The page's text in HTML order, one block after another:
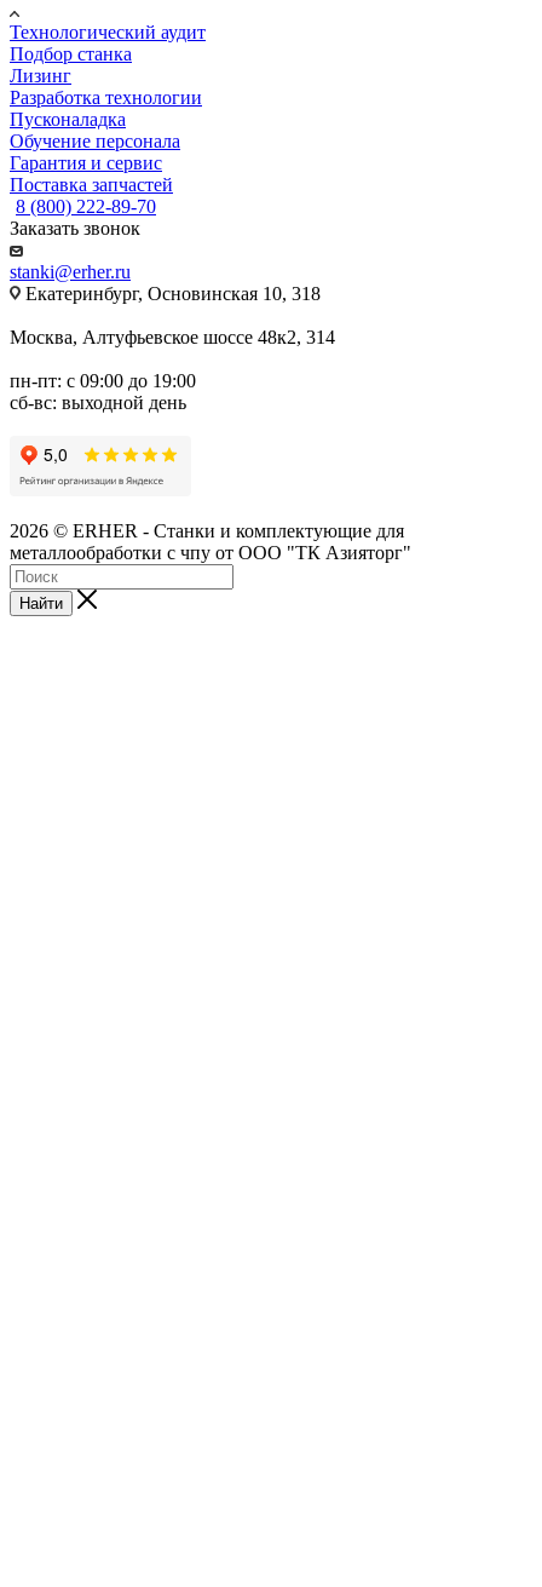
Технологический аудит
Подбор станка
Лизинг
Разработка технологии
Пусконаладка
Обучение персонала
Гарантия и сервис
Поставка запчастей
8 (800) 222-89-70
Заказать звонок
stanki@erher.ru
Екатеринбург, Основинская 10, 318
Москва, Алтуфьевское шоссе 48к2, 314
пн-пт: с 09:00 до 19:00
сб-вс: выходной день
2026 © ERHER - Станки и комплектующие для
металлообработки с чпу от ООО "ТК Азияторг"
Найти